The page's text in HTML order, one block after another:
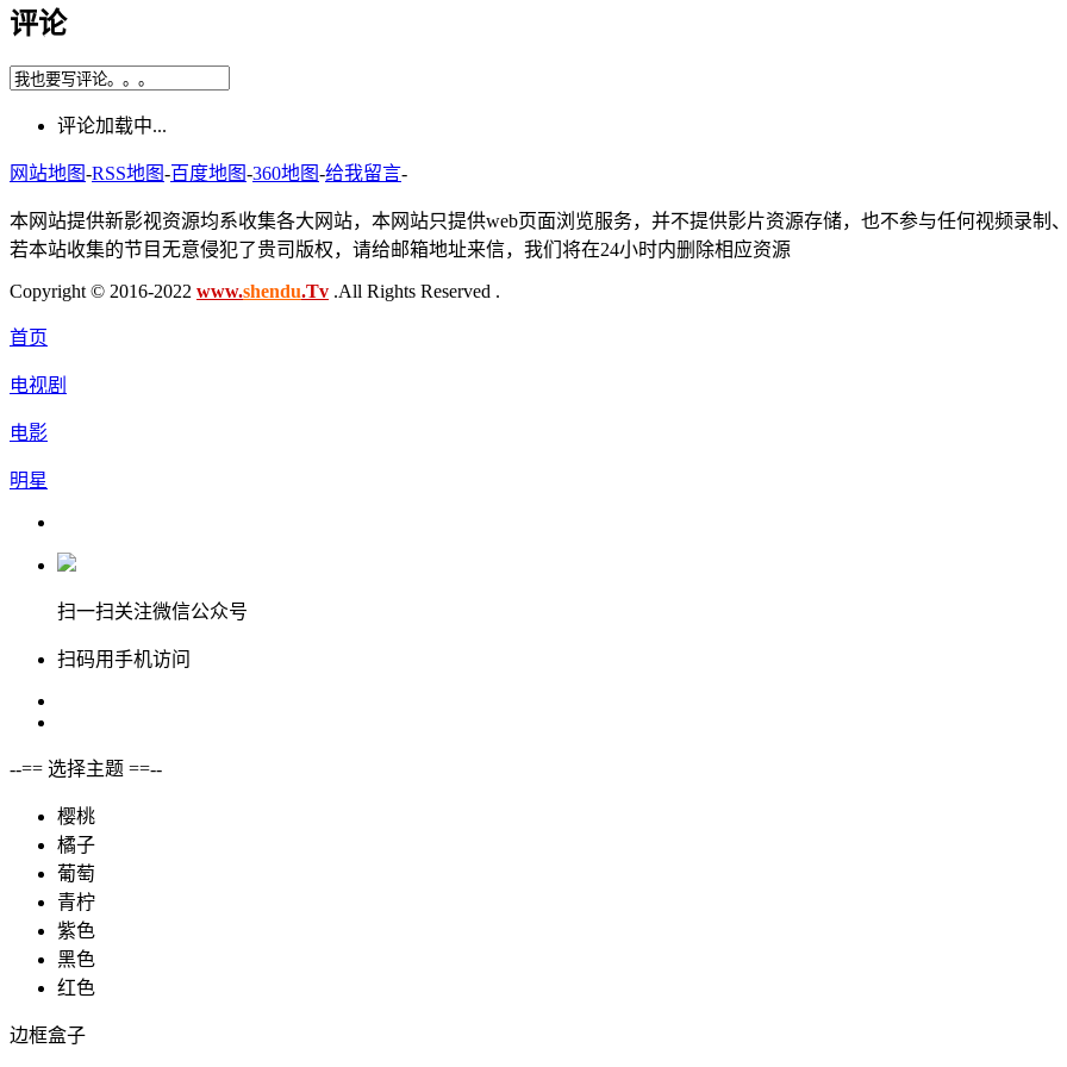
评论
评论加载中...
网站地图-RSS地图-百度地图-360地图-给我留言-
本网站提供新影视资源均系收集各大网站，本网站只提供web页面浏览服务，并不提供影片资源存储，也不参与任何视频录制
若本站收集的节目无意侵犯了贵司版权，请给邮箱地址来信，我们将在24小时内删除相应资源
Copyright © 2016-2022 www.shendu.Tv .All Rights Reserved .
首页
电视剧
电影
明星
扫一扫关注微信公众号
扫码用手机访问
--== 选择主题 ==--
樱桃
橘子
葡萄
青柠
紫色
黑色
红色
边框盒子